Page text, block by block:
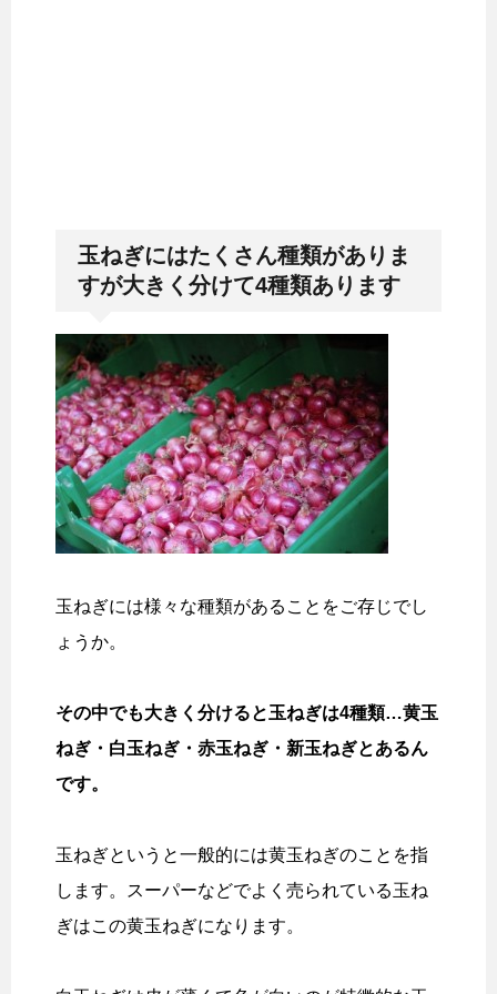
玉ねぎにはたくさん種類がありま
すが大きく分けて4種類あります
玉ねぎには様々な種類があることをご存じでし
ょうか。
その中でも大きく分けると玉ねぎは4種類…黄玉
ねぎ・白玉ねぎ・赤玉ねぎ・新玉ねぎとあるん
です。
玉ねぎというと一般的には黄玉ねぎのことを指
します。スーパーなどでよく売られている玉ね
ぎはこの黄玉ねぎになります。